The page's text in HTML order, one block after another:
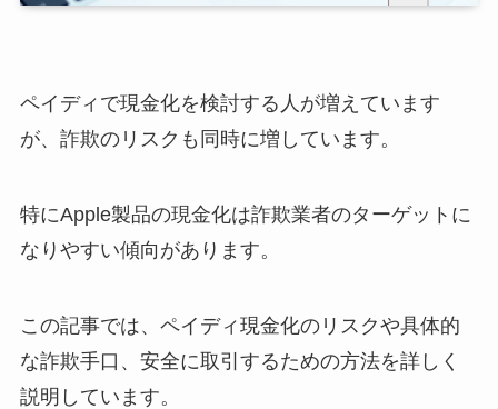
ペイディで現金化を検討する人が増えています
が、詐欺のリスクも同時に増しています。
特にApple製品の現金化は詐欺業者のターゲットに
なりやすい傾向があります。
この記事では、ペイディ現金化のリスクや具体的
な詐欺手口、安全に取引するための方法を詳しく
説明しています。